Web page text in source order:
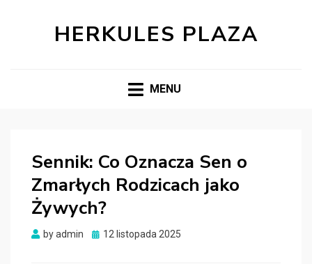
HERKULES PLAZA
MENU
Sennik: Co Oznacza Sen o
Zmarłych Rodzicach jako
Żywych?
byadmin
Posted
12 listopada 2025